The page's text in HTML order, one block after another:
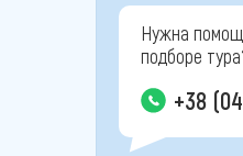
Нужна
подборе
+38